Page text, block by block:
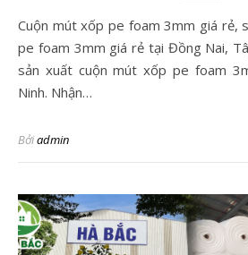
Cuộn mút xốp pe foam 3mm giá rẻ, sản xuất cuộn mút xốp
pe foam 3mm giá rẻ tại Đồng Nai,
sản xuất cuộn mút xốp pe foam
Ninh. Nhận…
Bởiadmin